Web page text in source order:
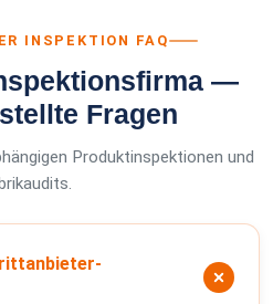
INSPEKTION FAQ
—
Fragen
Produktinspektionen und